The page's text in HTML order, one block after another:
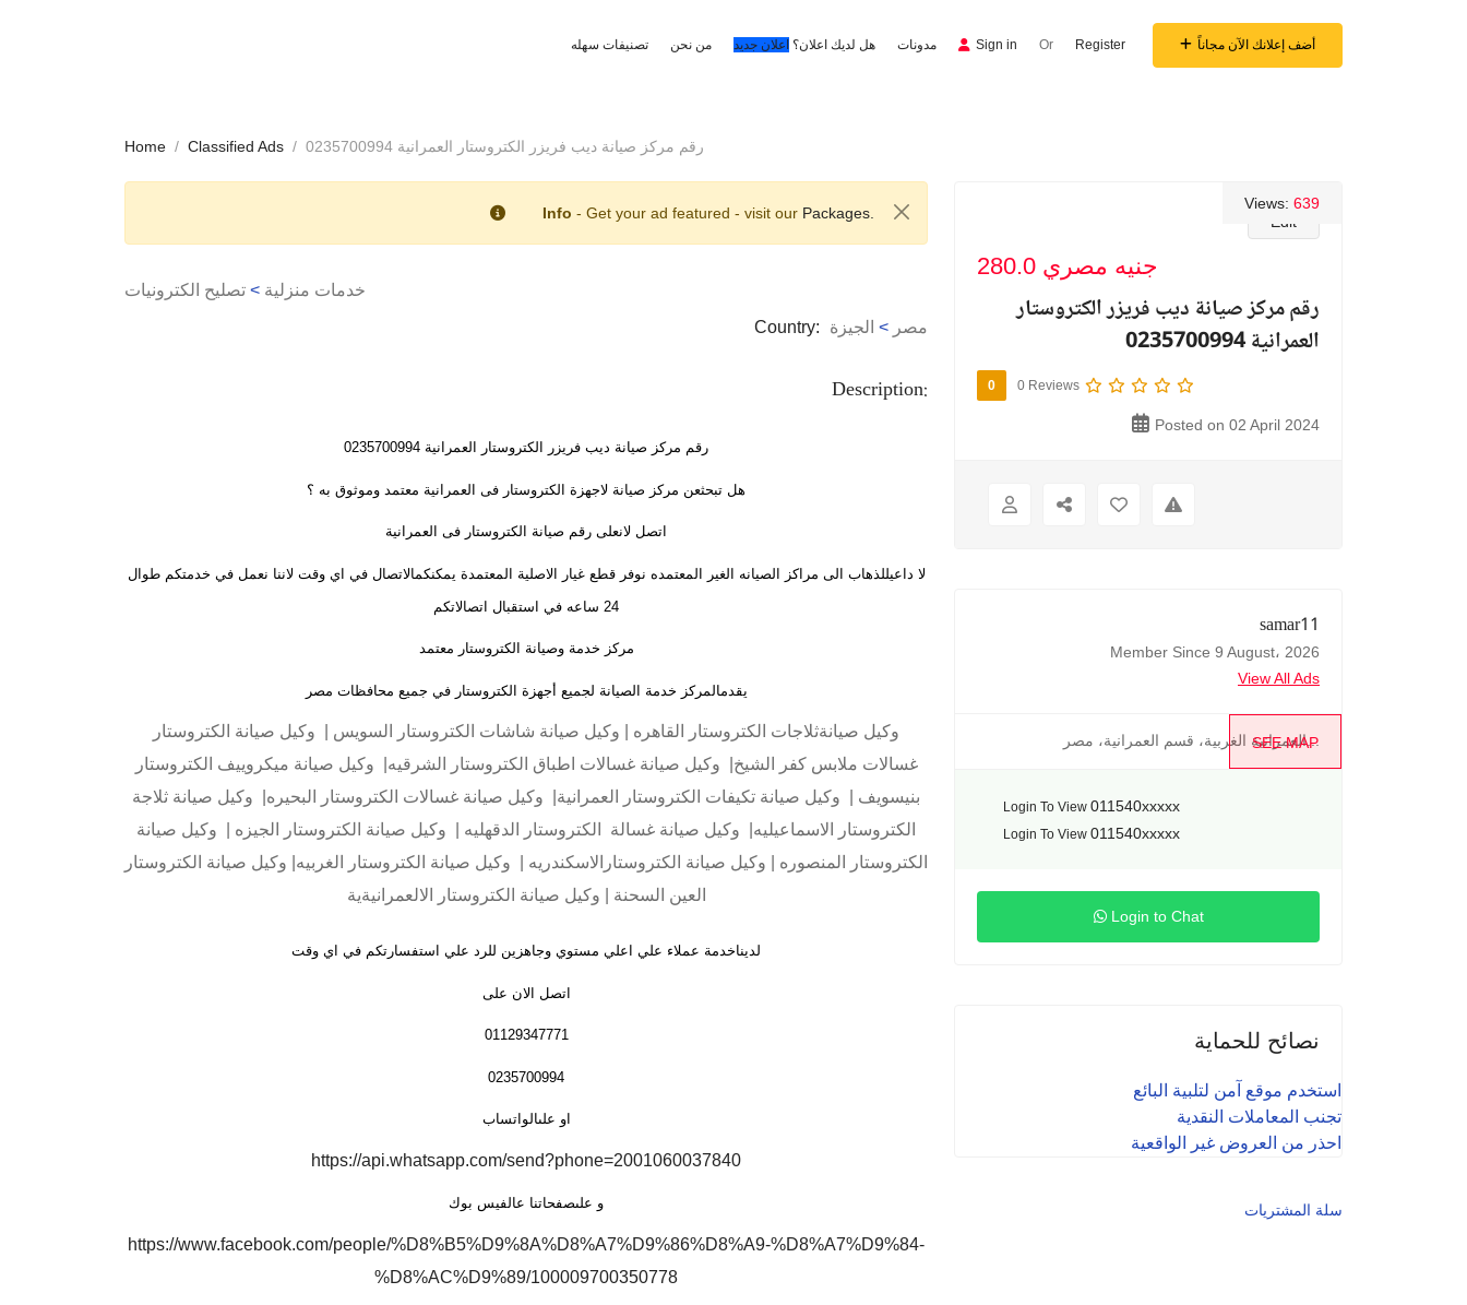
تصنيفات سهله من نحن هل لديك اعلان؟ اعلان جديد مدونات Sign in Or Register أضف إعلانك الآن مجاناً
Home Classified Ads رقم مركز صيانة ديب فريزر الكتروستار العمرانية 0235700994
Info - Get your ad featured - visit our Packages.
خدمات منزلية > تصليح الكترونيات
Country:
مصر > الجيزة
Description:
رقم مركز صيانة ديب فريزر الكتروستار العمرانية 0235700994
هل تبحثعن مركز صيانة لاجهزة الكتروستار فى العمرانية معتمد وموثوق به ؟
اتصل لانعلى رقم صيانة الكتروستار فى العمرانية
لا داعيللذهاب الى مراكز الصيانه الغير المعتمده نوفر قطع غيار الاصلية المعتمدة يمكنكمالاتصال في اي وقت لاننا نعمل في خدمتكم طوال
24 ساعه في استقبال اتصالاتكم
مركز خدمة وصيانة الكتروستار معتمد
يقدمالمركز خدمة الصيانة لجميع أجهزة الكتروستار في جميع محافظات مصر
وكيل صيانةثلاجات الكتروستار القاهره | وكيل صيانة شاشات الكتروستار السويس | وكيل صيانة الكتروستار
غسالات ملابس كفر الشيخ| وكيل صيانة غسالات اطباق الكتروستار الشرقيه| وكيل صيانة ميكروييف الكتروستار
بنيسويف | وكيل صيانة تكيفات الكتروستار العمرانية| وكيل صيانة غسالات الكتروستار البحيره| وكيل صيانة ثلاجة
الكتروستار الاسماعيليه| وكيل صيانة غسالة الكتروستار الدقهليه | وكيل صيانة الكتروستار الجيزه | وكيل صيانة
الكتروستار المنصوره | وكيل صيانة الكتروستارالاسكندريه | وكيل صيانة الكتروستار الغربيه| وكيل صيانة الكتروستار
العين السحنة | وكيل صيانة الكتروستار الالعمرانيةية
لديناخدمة عملاء علي اعلي مستوي وجاهزين للرد علي استفسارتكم في اي وقت
اتصل الان على
01129347771
0235700994
او علىالواتساب
https://api.whatsapp.com/send?phone=2001060037840
و علىصفحاتنا عالفيس بوك
https://www.facebook.com/people/%D8%B5%D9%8A%D8%A7%D9%86%D8%A9-%D8%A7%D9%84-
%D8%AC%D9%89/100009700350778
Edit
Views: 639
280.0 جنيه مصري
رقم مركز صيانة ديب فريزر الكتروستار
العمرانية 0235700994
0 0 Reviews
Posted on 02 April 2024
samar11
Member Since 9 August، 2026
View All Ads
SEE MAP
العمرانية الغربية، قسم العمرانية، مصر...
Login To View 011540xxxxx
Login To View 011540xxxxx
Login to Chat
نصائح للحماية
استخدم موقع آمن لتلبية البائع
تجنب المعاملات النقدية
احذر من العروض غير الواقعية
سلة المشتريات